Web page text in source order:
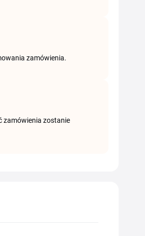
zamówienia.
zamówienia zostanie